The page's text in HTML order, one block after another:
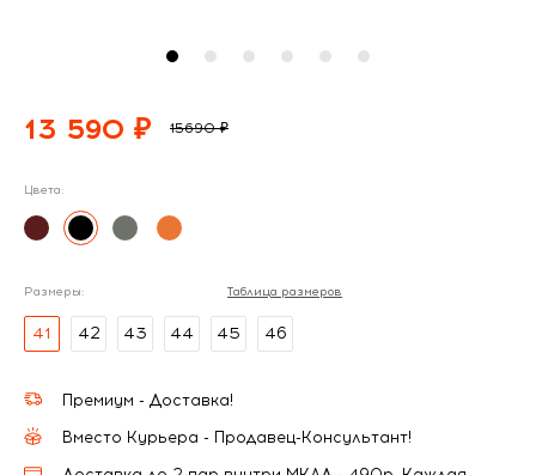
13 590 ₽ 15690 ₽
Цвета:
Размеры: Таблица размеров
41 42 43 44 45 46
Премиум - Доставка!
Вместо Курьера - Продавец-Консультант!